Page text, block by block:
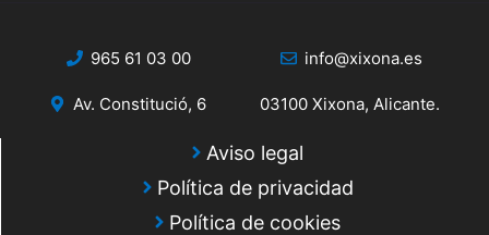
965 61 03 00 info@xixona.es
Av. Constitució, 6 03100 Xixona, Alicante.
Aviso legal
Política de privacidad
Política de cookies